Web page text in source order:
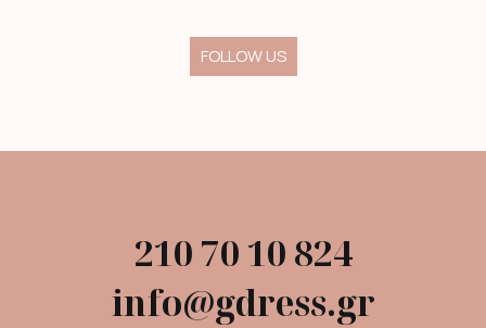
FOLLOW US
210 70 10 824
info@gdress.gr